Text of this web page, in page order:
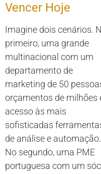
Vencer Hoje
Imagine dois cenários.
primeiro, uma grande
multinacional com um
departamento de
marketing de 50
orçamentos de milhões
acesso às mais
sofisticadas
de análise e automação.
No segundo, uma PME
portuguesa com um